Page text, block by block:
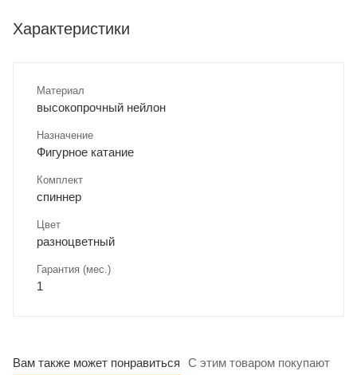
Характеристики
Материал
высокопрочный нейлон
Назначение
Фигурное катание
Комплект
спиннер
Цвет
разноцветный
Гарантия (мес.)
1
Вам также может понравиться С этим товаром покупают